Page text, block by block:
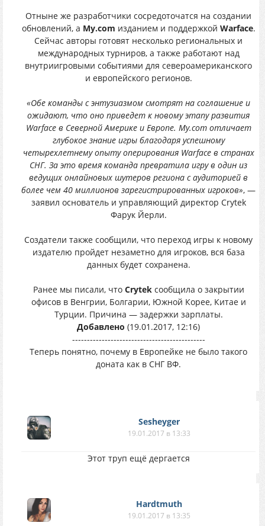
Отныне же разработчики сосредоточатся на создании
обновлений, а My.com изданием и поддержкой Warface.
Сейчас авторы готовят несколько региональных и
международных турниров, а также работают над
внутриигровыми событиями для североамериканского
и европейского регионов.
«Обе команды с энтузиазмом смотрят на соглашение и
ожидают, что оно приведет к новому этапу развития
Warface в Северной Америке и Европе. My.com отличает
глубокое знание игры благодаря успешному
четырехлетнему опыту оперирования Warface в странах
СНГ. За это время команда превратила игру в один из
ведущих онлайновых шутеров региона с аудиторией в
более чем 40 миллионов зарегистрированных игроков», —
заявил основатель и управляющий директор Crytek
Фарук Йерли.
Создатели также сообщили, что переход игры к новому
издателю пройдет незаметно для игроков, вся база
данных будет сохранена.
Ранее мы писали, что Crytekсообщила о закрытии
офисов в Венгрии, Болгарии, Южной Корее, Китае и
Турции. Причина — задержки зарплаты.
Добавлено (19.01.2017, 12:16)
---------------------------------------------
Теперь понятно, почему в Европейке не было такого
доната как в СНГ ВФ.
Sesheyger
19.01.2017 в 13:33
Этот труп ещё дергается
Hardtmuth
19.01.2017 в 13:35